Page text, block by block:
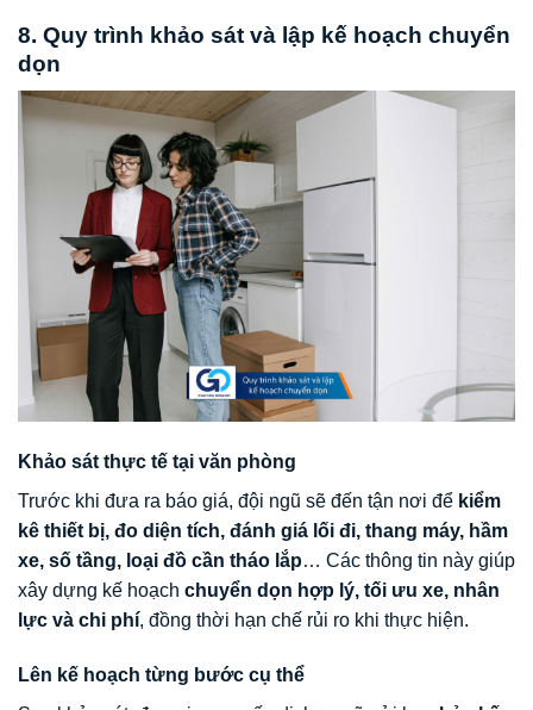
8. Quy trình khảo sát và lập kế hoạch chuyển
dọn
Khảo sát thực tế tại văn phòng
Trước khi đưa ra báo giá, đội ngũ sẽ đến tận nơi để kiểm
kê thiết bị, đo diện tích, đánh giá lối đi, thang máy, hầm
xe, số tầng, loại đồ cần tháo lắp… Các thông tin này giúp
xây dựng kế hoạch chuyển dọn hợp lý, tối ưu xe, nhân
lực và chi phí, đồng thời hạn chế rủi ro khi thực hiện.
Lên kế hoạch từng bước cụ thể